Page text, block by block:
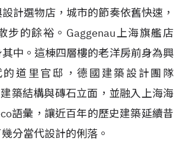
計選物店，城市的節奏依舊快速，
步的餘裕。Gaggenau上海旗艦店
其中。這棟四層樓的老洋房前身為興
道里官邸，德國建築設計團隊
築結構與磚石立面，並融入上海海
語彙，讓近百年的歷史建築延續昔
分當代設計的俐落。